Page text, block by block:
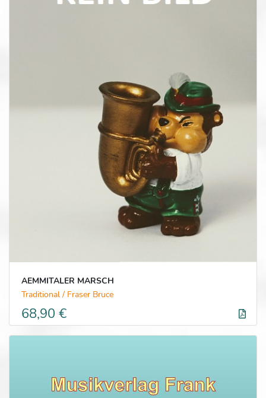
AEMMITALER MARSCH
Traditional / Fraser Bruce
68,90 €